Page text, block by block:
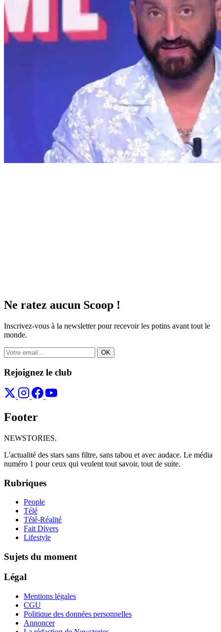
Ne ratez aucun Scoop !
Inscrivez-vous à la newsletter pour recevoir les potins avant tout le
monde.
OK
Rejoignez le club
Footer
NEWSTORIES.
L'actualité des stars sans filtre, sans tabou et avec audace. Le média
numéro 1 pour ceux qui veulent tout savoir, tout de suite.
Rubriques
People
Télé
Télé-Réalité
Fait Divers
Lifestyle
Sujets du moment
Légal
Mentions légales
CGU
Politique des données personnelles
Annoncer